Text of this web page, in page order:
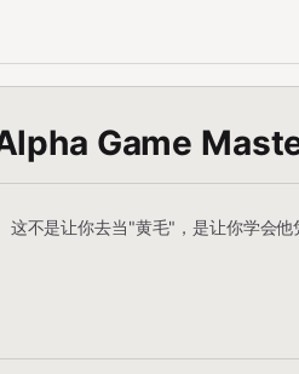
Game
这不是让你去当"黄毛"，是让你学会